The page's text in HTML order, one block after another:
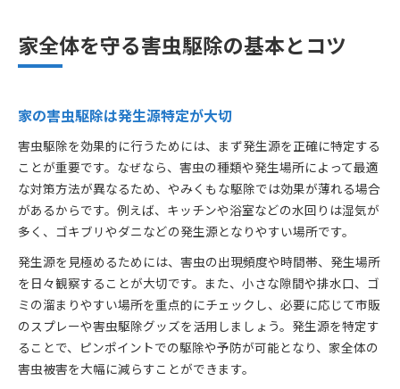
害虫駆除と家の周りの清掃習慣の重要性
バルサンなど市販品での害虫駆除実践法
安全性重視の害虫駆除アイディア集
害虫駆除と子どもやペットへの配慮方法
自然素材を活かした安全な害虫駆除法
害虫駆除は低刺激グッズの活用が安心
害虫駆除で安心できる日常を守る工夫
家庭でできる害虫駆除と予防対策
害虫駆除は日々の清掃と予防が重要
害虫駆除と湿気対策の組み合わせ方
家庭用害虫駆除グッズの選び方ガイド
家全体を守る害虫駆除の基本とコツ
家の害虫駆除は発生源特定が大切
害虫駆除を効果的に行うためには、まず発生源を正確に特定する
ことが重要です。なぜなら、害虫の種類や発生場所によって最適
な対策方法が異なるため、やみくもな駆除では効果が薄れる場合
があるからです。例えば、キッチンや浴室などの水回りは湿気が
多く、ゴキブリやダニなどの発生源となりやすい場所です。
発生源を見極めるためには、害虫の出現頻度や時間帯、発生場所
を日々観察することが大切です。また、小さな隙間や排水口、ゴ
ミの溜まりやすい場所を重点的にチェックし、必要に応じて市販
のスプレーや害虫駆除グッズを活用しましょう。発生源を特定す
ることで、ピンポイントでの駆除や予防が可能となり、家全体の
害虫被害を大幅に減らすことができます。